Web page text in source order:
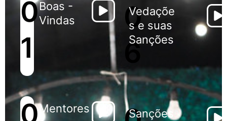
0
1
Boas -
Vindas
0
6
Vedaçõe
s e suas
Sanções
0Mentores Sanções